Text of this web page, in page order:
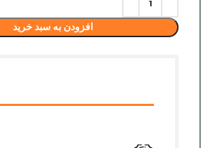
افزودن به سبد خرید